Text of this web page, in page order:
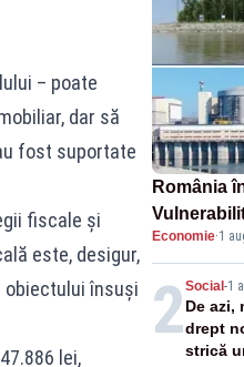
– poate
dar să
fost suportate
fiscale și
este, desigur,
însuși
lei,
România
pune în
cunoscută
Economie·1
2Social-1
De azi,
drept
strică